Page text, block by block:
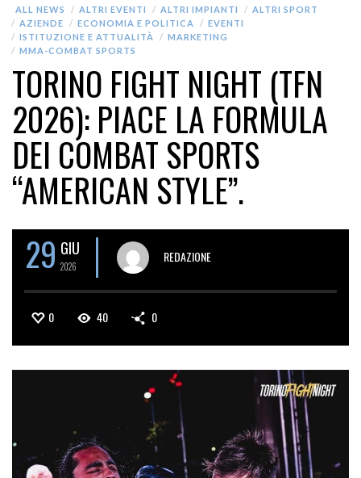
ALL NEWS ALTRI EVENTI ALTRI IMPIANTI
ALTRI SPORT
AZIENDE
ECONOMIA E POLITICA
EVENTI
ISTITUZIONE E ATTUALITÀ
MARKETING
MMA-COMBAT SPORTS
TORINO FIGHT NIGHT (TFN
2026): PIACE LA FORMULA
DEI COMBAT SPORTS
“AMERICAN STYLE”.
29 GIU
2026
REDAZIONE
0 40 0